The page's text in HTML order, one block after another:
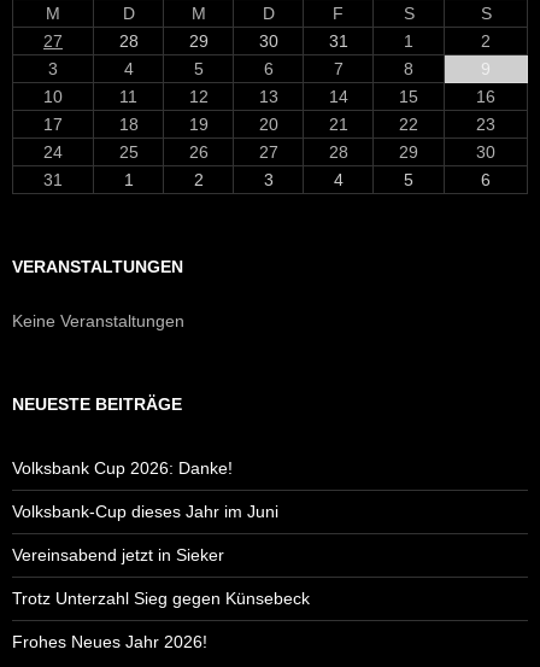
M D M D F S
S
27
28 29 30 31 1
2
3
4 5 6 7 8
9
10
11 12 13 14 15
16
17
18 19 20 21 22
23
24
25 26 27 28 29
30
31
1 2 3 4 5 6
VERANSTALTUNGEN
Keine Veranstaltungen
NEUESTE BEITRÄGE
Volksbank Cup 2026: Danke!
Volksbank-Cup dieses Jahr im Juni
Vereinsabend jetzt in Sieker
Trotz Unterzahl Sieg gegen Künsebeck
Frohes Neues Jahr 2026!